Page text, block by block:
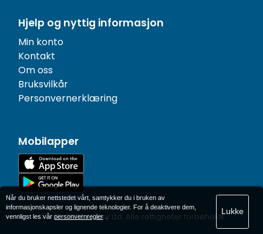
Hjelp og nyttig informasjon
Min konto
Kontakt
Om oss
Bruksvilkår
Personvernerklæring
Mobilapper
© 1977-2026AFerry Ltd. Alle rettigheter forbeholdt.
Når du bruker nettstedet vårt, samtykker du i bruken av
informasjonskapsler og lignende teknologier. For å deaktivere dem,
vennligst les vårpersonvernregler.
Lukke